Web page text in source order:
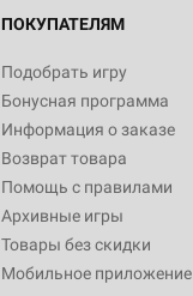
ПОКУПАТЕЛЯМ
Подобрать игру
Бонусная программа
Информация о заказе
Возврат товара
Помощь с правилами
Архивные игры
Товары без скидки
Мобильное приложение